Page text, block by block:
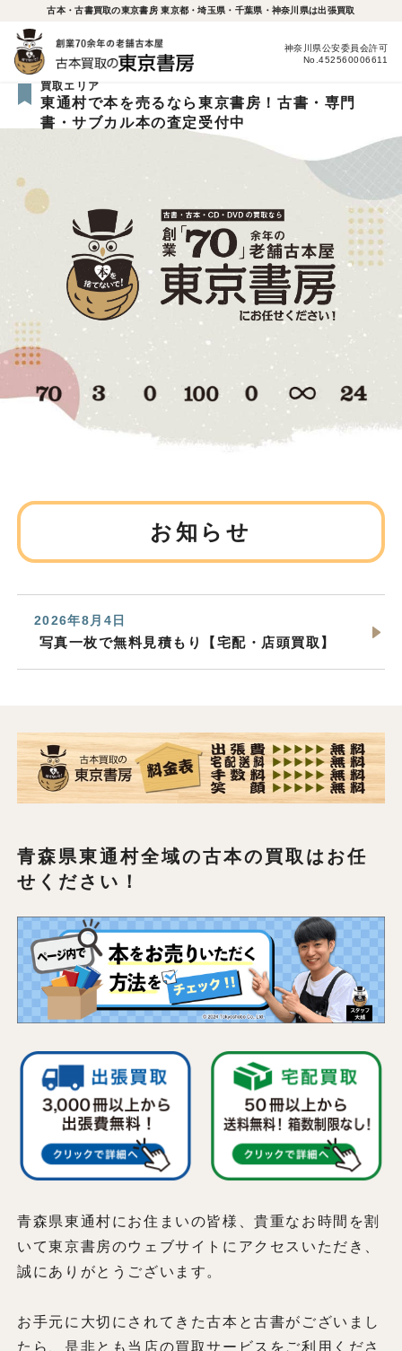
古本・古書買取の東京書房 東京都・埼玉県・千葉県・神奈川県は出張買取
神奈川県公安委員会許可
No.452560006611
買取エリア
東通村で本を売るなら東京書房！古書・専門
書・サブカル本の査定受付中
お知らせ
2026年8月4日
写真一枚で無料見積もり【宅配・店頭買取】
青森県東通村全域の古本の買取はお任
せください！
青森県東通村にお住まいの皆様、貴重なお時間を割
いて東京書房のウェブサイトにアクセスいただき、
誠にありがとうございます。
お手元に大切にされてきた古本と古書がございまし
たら、是非とも当店の買取サービスをご利用くださ